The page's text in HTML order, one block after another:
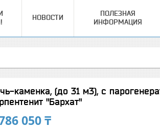
НОВОСТИ
ПОЛЕЗНАЯ
ИНФОРМАЦИЯ
каменка, (до 31 м3), с
"Бархат"
050 ₸